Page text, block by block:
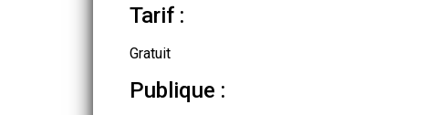
Tarif :
Gratuit
Publique :